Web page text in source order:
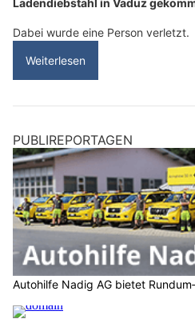
Ladendiebstahl in Vaduz
Dabei wurde eine Person verletzt.
Weiterlesen
PUBLIREPORTAGEN
Autohilfe Nadig AG bietet